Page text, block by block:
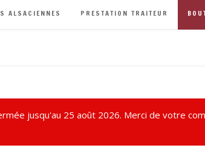
ALSACIENNES PRESTATION TRAITEUR
jusqu'au 25 août 2026. Merci de votre